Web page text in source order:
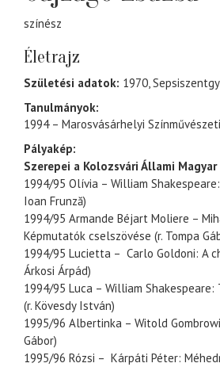
színész
Életrajz
Születési adatok: 1970,
Tanulmányok:
1994 – Marosvásárhelyi
Pályakép:
Szerepei a Kolozsvári Állami
1994/95 Olívia – William
Ioan Frunză)
1994/95 Armande Béjart Moliere –
Képmutatók cselszövése (r. Tompa
1994/95 Lucietta – Carlo Goldoni: A
Árkosi Árpád)
1994/95 Luca – William
(r. Kövesdy István)
1995/96 Albertinka – Witold
Gábor)
1995/96 Rózsi – Kárpáti Péter: